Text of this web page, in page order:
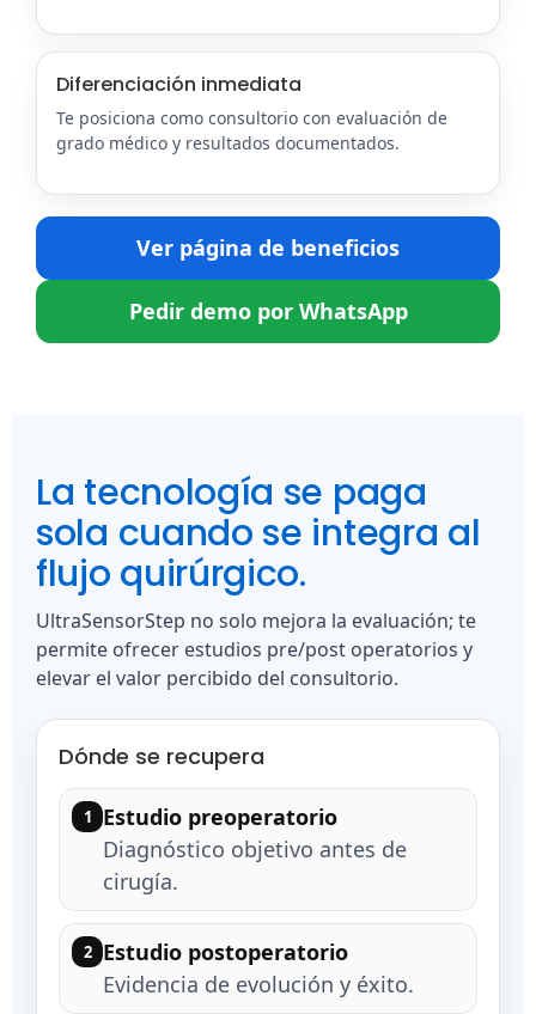
Diferenciación inmediata
Te posiciona como consultorio con evaluación de
grado médico y resultados documentados.
Ver página de beneficios
Pedir demo por WhatsApp
La tecnología se paga
sola cuando se integra al
flujo quirúrgico.
UltraSensorStep no solo mejora la evaluación; te
permite ofrecer estudios pre/post operatorios y
elevar el valor percibido del consultorio.
Dónde se recupera
1
Estudio preoperatorio
Diagnóstico objetivo antes de
cirugía.
2 Estudio postoperatorio
Evidencia de evolución y éxito.